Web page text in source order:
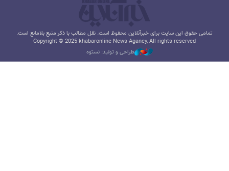
تمامی حقوق این سایت برای خبرآنلاین محفوظ است. نقل مطالب با ذکر منبع بلامانع است.
Copyright © 2025 khabaronline News Agancy, All rights reserved
طراحی و تولید: نستوه